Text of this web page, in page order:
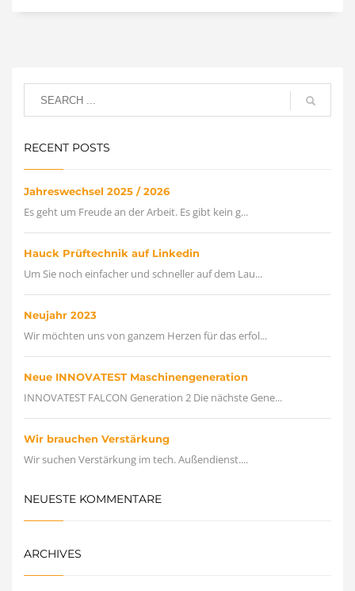
RECENT POSTS
Jahreswechsel 2025 / 2026
Es geht um Freude an der Arbeit. Es gibt kein g...
Hauck Prüftechnik auf Linkedin
Um Sie noch einfacher und schneller auf dem Lau...
Neujahr 2023
Wir möchten uns von ganzem Herzen für das erfol...
Neue INNOVATEST Maschinengeneration
INNOVATEST FALCON Generation 2 Die nächste Gene...
Wir brauchen Verstärkung
Wir suchen Verstärkung im tech. Außendienst....
NEUESTE KOMMENTARE
ARCHIVES